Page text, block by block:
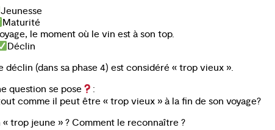
Jeunesse
Maturité
le moment où le vin est à son top.
Déclin
déclin (dans sa phase 4) est considéré « trop vieux ».
question se pose
:
comme il peut être « trop vieux » à la fin de son voyage?
« trop jeune » ? Comment le reconnaître ?